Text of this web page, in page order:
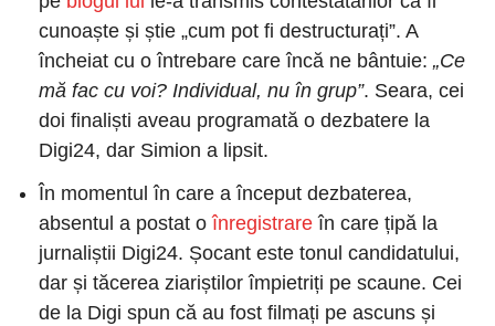
cunoaște și știe „cum pot fi destructurați”. A
încheiat cu o întrebare care încă ne bântuie: „Ce
mă fac cu voi? Individual, nu în grup”. Seara, cei
doi finaliști aveau programată o dezbatere la
Digi24, dar Simion a lipsit.
În momentul în care a început dezbaterea,
absentul a postat o înregistrare în care țipă la
jurnaliștii Digi24. Șocant este tonul candidatului,
dar și tăcerea ziariștilor împietriți pe scaune. Cei
de la Digi spun că au fost filmați pe ascuns și